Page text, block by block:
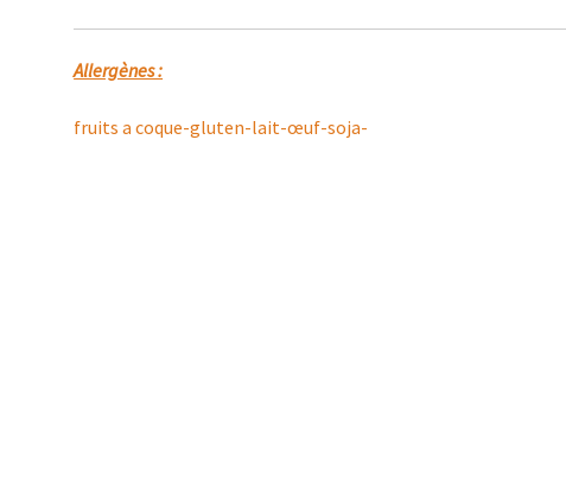
Allergènes :
fruits a coque-gluten-lait-œuf-soja-